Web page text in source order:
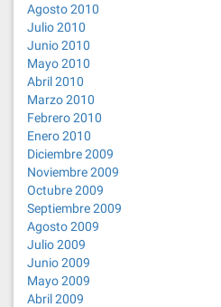
Agosto 2010
Julio 2010
Junio 2010
Mayo 2010
Abril 2010
Marzo 2010
Febrero 2010
Enero 2010
Diciembre 2009
Noviembre 2009
Octubre 2009
Septiembre 2009
Agosto 2009
Julio 2009
Junio 2009
Mayo 2009
Abril 2009